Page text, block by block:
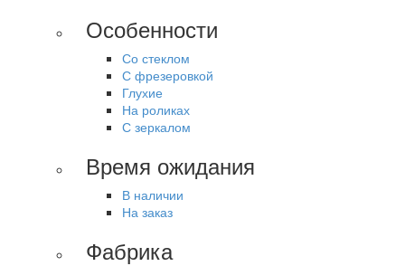
Особенности
Со стеклом
С фрезеровкой
Глухие
На роликах
С зеркалом
Время ожидания
В наличии
На заказ
Фабрика